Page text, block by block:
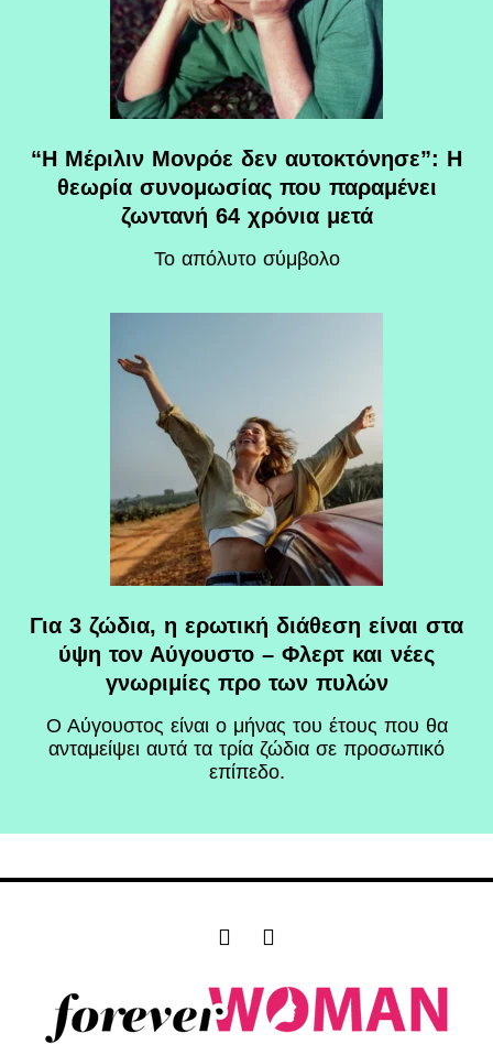
“Η Μέριλιν Μονρόε δεν αυτοκτόνησε”: Η
θεωρία συνομωσίας που παραμένει
ζωντανή 64 χρόνια μετά
Το απόλυτο σύμβολο
Για 3 ζώδια, η ερωτική διάθεση είναι στα
ύψη τον Αύγουστο – Φλερτ και νέες
γνωριμίες προ των πυλών
Ο Αύγουστος είναι ο μήνας του έτους που θα
ανταμείψει αυτά τα τρία ζώδια σε προσωπικό
επίπεδο.
F
e
b
I
t
a